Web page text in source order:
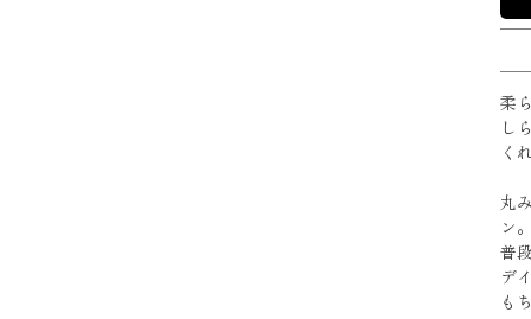
柔
し
く
丸
ン
普
デ
も